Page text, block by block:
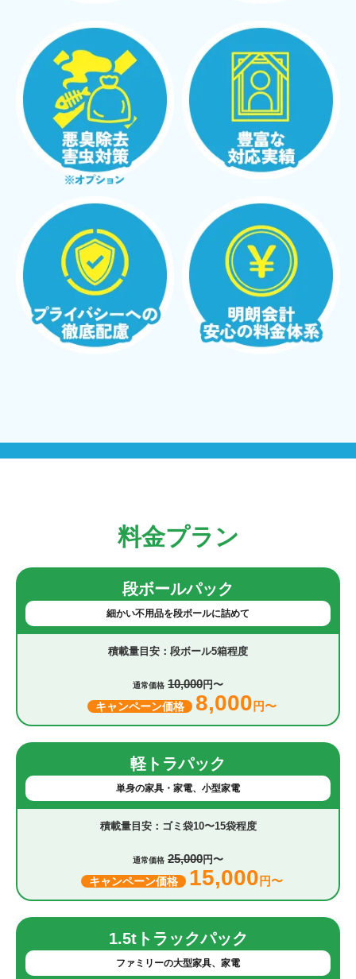
料金プラン
段ボールパック
細かい不用品を段ボールに詰めて
段ボール5箱程度
通常価格 10,000円〜
キャンペーン価格 8,000 円〜
軽トラパック
単身の家具・家電、小型家電
ゴミ袋10〜15袋程度
通常価格 25,000円〜
キャンペーン価格 15,000 円〜
1.5tトラックパック
ファミリーの大型家具、家電